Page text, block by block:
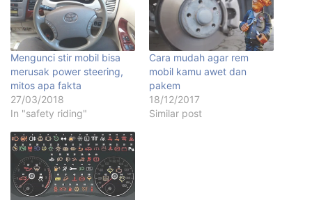
Mengunci stir mobil bisa
merusak power steering,
mitos apa fakta
27/03/2018
In "safety riding"
Cara mudah agar rem
mobil kamu awet dan
pakem
18/12/2017
Similar post